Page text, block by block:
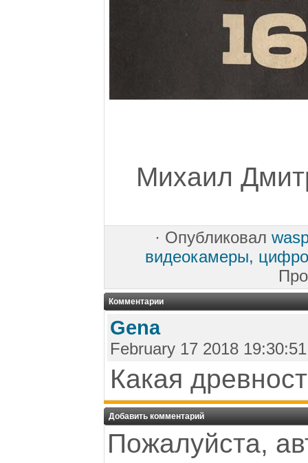
Михаил
· Опубликовал
видеокамеры,
Комментарии
Gena
February 17 2018 19:30:51
Какая
Добавить комментарий
Пожалуйста,